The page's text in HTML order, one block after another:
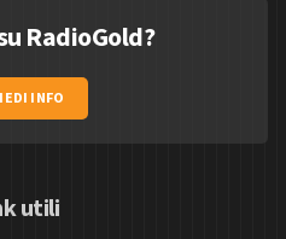
RadioGold?
INFO
utili